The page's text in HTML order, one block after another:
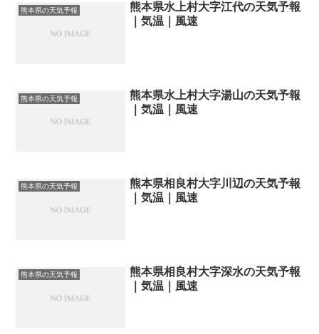
熊本県の天気予報
熊本県水上村大字江代の天気予報
｜気温｜風速
熊本県の天気予報
熊本県水上村大字湯山の天気予報
｜気温｜風速
熊本県の天気予報
熊本県相良村大字川辺の天気予報
｜気温｜風速
熊本県の天気予報
熊本県相良村大字深水の天気予報
｜気温｜風速